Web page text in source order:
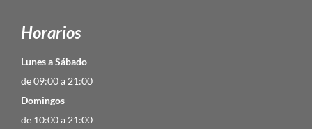
Horarios
Lunes a Sábado
de 09:00 a 21:00
Domingos
de 10:00 a 21:00